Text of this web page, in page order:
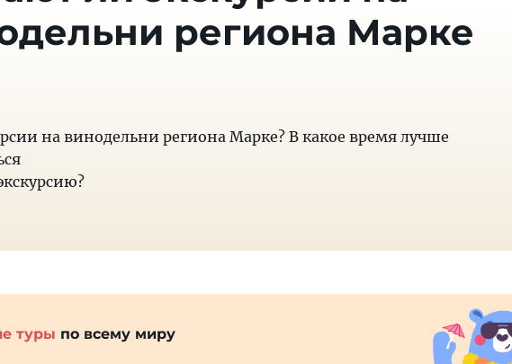
региона Марке
на винодельни региона Марке? В какое время лучше
туры по всему миру